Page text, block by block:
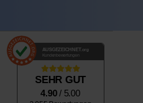
AUSGEZEICHNET .org
Kundenbewertungen
SEHR GUT
4.90/ 5.00